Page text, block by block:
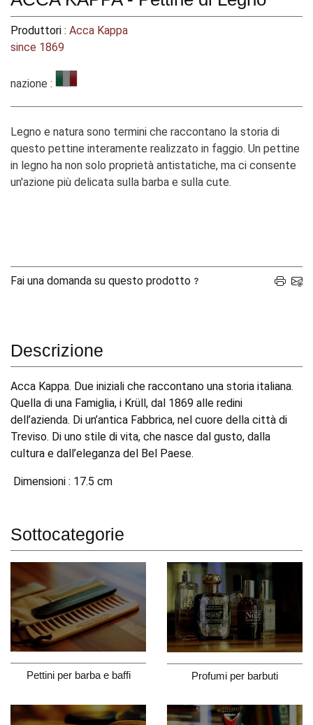
Produttori : Acca Kappa
since 1869
nazione :
Legno e natura sono termini che raccontano la storia di
questo pettine interamente realizzato in faggio. Un pettine
in legno ha non solo proprietà antistatiche, ma ci consente
un'azione più delicata sulla barba e sulla cute.
Fai una domanda su questo prodotto
Descrizione
Acca Kappa. Due iniziali che raccontano una storia italiana.
Quella di una Famiglia, i Krüll, dal 1869 alle redini
dell’azienda. Di un’antica Fabbrica, nel cuore della città di
Treviso. Di uno stile di vita, che nasce dal gusto, dalla
cultura e dall’eleganza del Bel Paese.
Dimensioni : 17.5 cm
Sottocategorie
Pettini per barba e baffi Profumi per barbuti